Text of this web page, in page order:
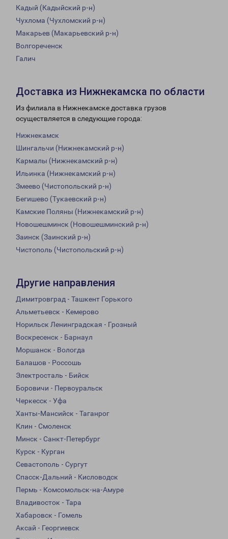
Кадый (Кадыйский р-н)
Чухлома (Чухломский р-н)
Макарьев (Макарьевский р-н)
Волгореченск
Галич
Доставка из Нижнекамска по области
Из филиала в Нижнекамске доставка грузов
осуществляется в следующие города:
Нижнекамск
Шингальчи (Нижнекамский р-н)
Кармалы (Нижнекамский р-н)
Ильинка (Нижнекамский р-н)
Змеево (Чистопольский р-н)
Бегишево (Тукаевский р-н)
Камские Поляны (Нижнекамский р-н)
Новошешминск (Новошешминский р-н)
Заинск (Заинский р-н)
Чистополь (Чистопольский р-н)
Другие направления
Димитровград - Ташкент Горького
Альметьевск - Кемерово
Норильск Ленинградская - Грозный
Воскресенск - Барнаул
Моршанск - Вологда
Балашов - Россошь
Электросталь - Бийск
Боровичи - Первоуральск
Черкесск - Уфа
Ханты-Мансийск - Таганрог
Клин - Смоленск
Минск - Санкт-Петербург
Курск - Курган
Севастополь - Сургут
Спасск-Дальний - Кисловодск
Пермь - Комсомольск-на-Амуре
Владивосток - Тара
Хабаровск - Гомель
Аксай - Георгиевск